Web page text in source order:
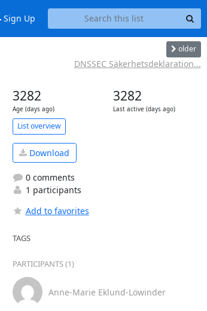
Sign Up
older
DNSSEC Säkerhetsdeklaration...
3282
Age (days ago)
3282
Last active (days ago)
List overview
Download
0 comments
1 participants
Add to favorites
TAGS
PARTICIPANTS (1)
Anne-Marie Eklund-Löwinder